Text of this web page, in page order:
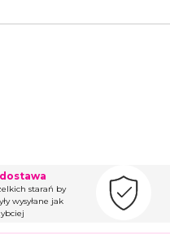
starań by
wysyłane jak